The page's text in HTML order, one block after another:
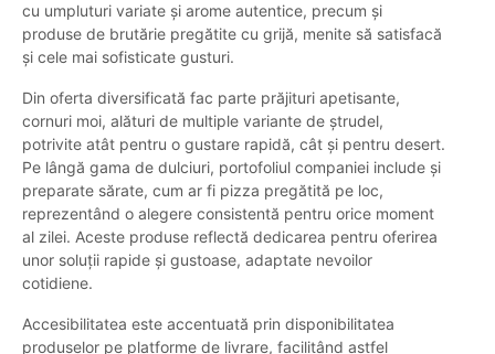
cu umpluturi variate și arome autentice, precum și
produse de brutărie pregătite cu grijă, menite să satisfacă
și cele mai sofisticate gusturi.
Din oferta diversificată fac parte prăjituri apetisante,
cornuri moi, alături de multiple variante de ștrudel,
potrivite atât pentru o gustare rapidă, cât și pentru desert.
Pe lângă gama de dulciuri, portofoliul companiei include și
preparate sărate, cum ar fi pizza pregătită pe loc,
reprezentând o alegere consistentă pentru orice moment
al zilei. Aceste produse reflectă dedicarea pentru oferirea
unor soluții rapide și gustoase, adaptate nevoilor
cotidiene.
Accesibilitatea este accentuată prin disponibilitatea
produselor pe platforme de livrare, facilitând astfel